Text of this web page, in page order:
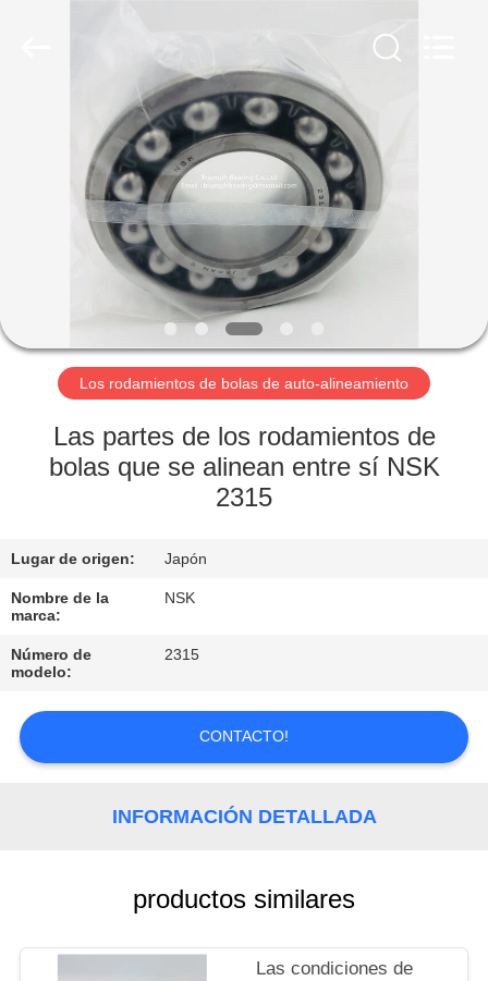
PRODUCTOS
SOBRE
NOSOTROS
VISITA
FÁBRICA
DE
CALIDAD
CONTACTO
SOLICITAR
UNA
COTIZACIÓN
SITIO
Los rodamientos de bolas de auto-alineamiento
Las partes de los rodamientos de
bolas que se alinean entre sí NSK
2315
Lugar de origen: Japón
Nombre de la
marca:
NSK
Número de
modelo:
2315
CONTACTO!
INFORMACIÓN DETALLADA
productos similares
Las condiciones de